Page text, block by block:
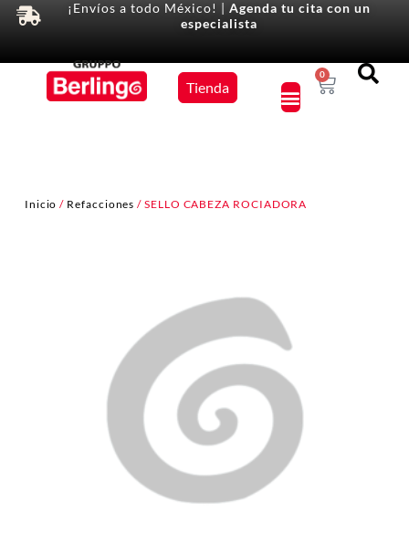
¡Envíos a todo México! | Agenda tu cita con un
especialista
Tienda
0
Inicio / Refacciones / SELLO CABEZA ROCIADORA